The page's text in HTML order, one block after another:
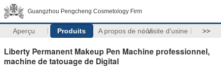
Guangzhou Pengcheng Cosmetology Firm
Aperçu Produits A propos de nousVisite d'usine >>
Liberty Permanent Makeup Pen Machine professionnel,
machine de tatouage de Digital